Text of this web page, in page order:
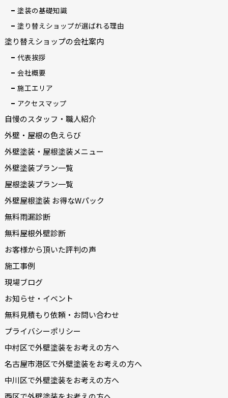
塗装の基礎知識
塗り替えショップが選ばれる理由
塗り替えショップの会社案内
代表挨拶
会社概要
施工エリア
アクセスマップ
自慢のスタッフ・職人紹介
外壁・屋根の色えらび
外壁塗装・屋根塗装メニュー
外壁塗装プラン一覧
屋根塗装プラン一覧
外壁屋根塗装 お得なWパック
無料雨漏診断
無料屋根外壁診断
お客様から頂いた評判の声
施工事例
現場ブログ
お知らせ・イベント
無料見積もり依頼・お問い合わせ
プライバシーポリシー
中村区で外壁塗装をお考えの方へ
名古屋市港区で外壁塗装をお考えの方へ
中川区で外壁塗装をお考えの方へ